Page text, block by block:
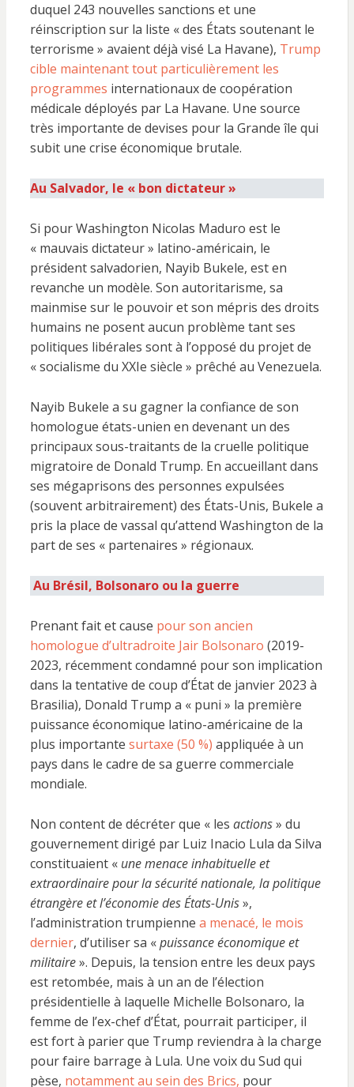
duquel 243 nouvelles sanctions et une
réinscription sur la liste « des États soutenant le
terrorisme » avaient déjà visé La Havane), Trump
cible maintenant tout particulièrement les
programmes internationaux de coopération
médicale déployés par La Havane. Une source
très importante de devises pour la Grande île qui
subit une crise économique brutale.
Au Salvador, le « bon dictateur »
Si pour Washington Nicolas Maduro est le
« mauvais dictateur » latino-américain, le
président salvadorien, Nayib Bukele, est en
revanche un modèle. Son autoritarisme, sa
mainmise sur le pouvoir et son mépris des droits
humains ne posent aucun problème tant ses
politiques libérales sont à l’opposé du projet de
« socialisme du XXIe siècle » prêché au Venezuela.
Nayib Bukele a su gagner la confiance de son
homologue états-unien en devenant un des
principaux sous-traitants de la cruelle politique
migratoire de Donald Trump. En accueillant dans
ses mégaprisons des personnes expulsées
(souvent arbitrairement) des États-Unis, Bukele a
pris la place de vassal qu’attend Washington de la
part de ses « partenaires » régionaux.
Au Brésil, Bolsonaro ou la guerre
Prenant fait et cause pour son ancien
homologue d’ultradroite Jair Bolsonaro (2019-
2023, récemment condamné pour son implication
dans la tentative de coup d’État de janvier 2023 à
Brasilia), Donald Trump a « puni » la première
puissance économique latino-américaine de la
plus importante surtaxe (50 %) appliquée à un
pays dans le cadre de sa guerre commerciale
mondiale.
Non content de décréter que « les actions» du
gouvernement dirigé par Luiz Inacio Lula da Silva
constituaient « une menace inhabituelle et
extraordinaire pour la sécurité nationale, la politique
étrangère et l’économie des États-Unis»,
l’administration trumpienne a menacé, le mois
dernier, d’utiliser sa «puissance économique et
militaire». Depuis, la tension entre les deux pays
est retombée, mais à un an de l’élection
présidentielle à laquelle Michelle Bolsonaro, la
femme de l’ex-chef d’État, pourrait participer, il
est fort à parier que Trump reviendra à la charge
pour faire barrage à Lula. Une voix du Sud qui
pèse, notamment au sein des Brics, pour